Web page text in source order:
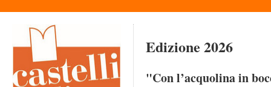
Edizione 2026
"Con l’acquolina in